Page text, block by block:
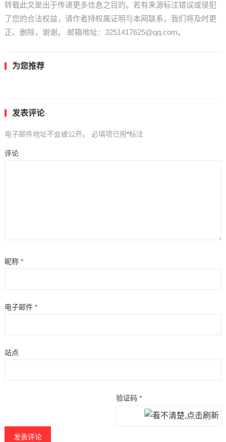
转载此文是出于传递更多信息之目的。若有来源标注错误或侵犯
了您的合法权益，请作者持权属证明与本网联系，我们将及时更
正、删除，谢谢。 邮箱地址：3251417625@qq.com。
为您推荐
发表评论
电子邮件地址不会被公开。 必填项已用*标注
评论
昵称 *
电子邮件 *
站点
验证码*